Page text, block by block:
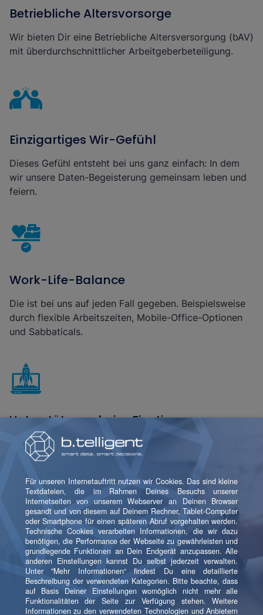
Betriebliche Altersvorsorge
Wir bieten Dir eine Betriebliche Altersversorgung (bAV)
mit überdurchschnittlicher Arbeitgeberbeteiligung.
Einzigartiges Wir-Gefühl
Dieses Gefühl entsteht bei uns ganz einfach: In dem
wir unsere Daten-Begeisterung gemeinsam leben und
feiern.
Work-Life-Balance
Die ist bei uns auf jeden Fall gegeben. Beispielsweise
durch flexible Arbeitszeiten, Mobile-Office-Optionen
und Sabbaticals.
Unterstützung beim Einstieg
Bei uns werden neue Kolleg:innen besonders gefördert
und unterstützt. Beispielsweise durch unser
Jobrad
Gibt's bei uns natürlich auch. Denn mit dem beliebten
Fahrradleasing b.bike tust Du etwas Gutes für Dich
und für die Umwelt.